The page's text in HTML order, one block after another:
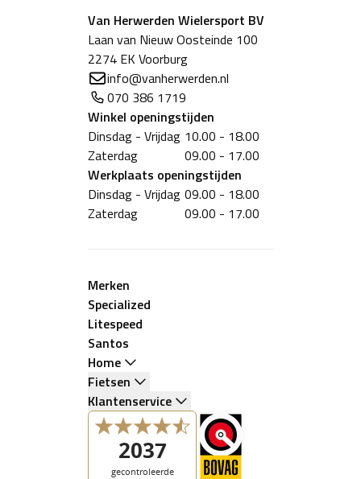
Van Herwerden Wielersport BV
Laan van Nieuw Oosteinde 100
2274 EK Voorburg
info@vanherwerden.nl
070 386 1719
Winkel openingstijden
Dinsdag - Vrijdag 10.00 - 18.00
Zaterdag
09.00 - 17.00
Werkplaats openingstijden
Dinsdag - Vrijdag 09.00 - 18.00
Zaterdag
09.00 - 17.00
Merken
Specialized
Litespeed
Santos
Home
Fietsen
Klantenservice